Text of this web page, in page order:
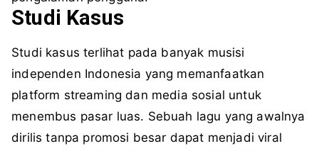
Studi Kasus
Studi kasus terlihat pada banyak musisi
independen Indonesia yang memanfaatkan
platform streaming dan media sosial untuk
menembus pasar luas. Sebuah lagu yang awalnya
dirilis tanpa promosi besar dapat menjadi viral